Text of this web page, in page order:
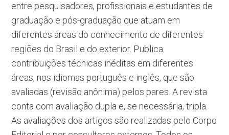
entre pesquisadores, profissionais e estudantes de
graduação e pós-graduação que atuam em
diferentes áreas do conhecimento de diferentes
regiões do Brasil e do exterior. Publica
contribuições técnicas inéditas em diferentes
áreas, nos idiomas português e inglês, que são
avaliadas (revisão anônima) pelos pares. A revista
conta com avaliação dupla e, se necessária, tripla.
As avaliações dos artigos são realizadas pelo Corpo